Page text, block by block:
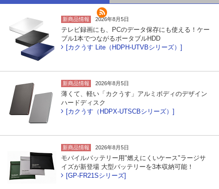
新商品情報 2026年8月5日
テレビ録画にも、PCのデータ保存にも使える！ケー
ブル1本でつながるポータブルHDD
[カクうす Lite（HDPH-UTVBシリーズ）]
新商品情報 2026年8月5日
薄くて、軽い「カクうす」アルミボディのデザイン
ハードディスク
[カクうす（HDPX-UTSCBシリーズ）]
新商品情報 2026年8月5日
モバイルバッテリー用"燃えにくいケース"ラージサ
イズが新登場 大型バッテリーを3本収納可能！
[GP-FR21Sシリーズ]